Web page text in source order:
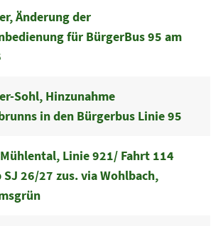
Änderung der
für BürgerBus 95 am
Sohl, Hinzunahme
in den Bürgerbus Linie 95
Linie 921/ Fahrt 114
26/27 zus. via Wohlbach,